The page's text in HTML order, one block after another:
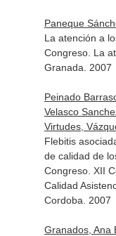
Paneque
La atención a
Congreso. La
Granada. 2007
Peinado
Velasco
Virtudes,
Flebitis
de calidad de
Congreso. XII
Calidad
Cordoba. 2007
Granados, Ana